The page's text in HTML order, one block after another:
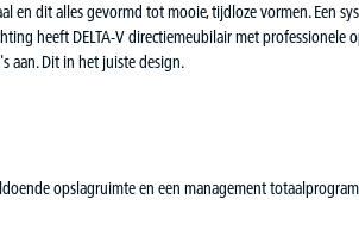
en dit alles gevormd tot mooie, tijdloze vormen. Een
heeft DELTA-V directiemeubilair met professionele
aan. Dit in het juiste design.
opslagruimte en een management